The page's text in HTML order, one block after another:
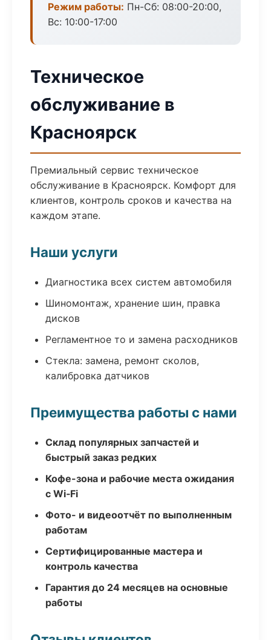
Режим работы: Пн-Сб: 08:00-20:00,
Вс: 10:00-17:00
Техническое
обслуживание в
Красноярск
Премиальный сервис техническое
обслуживание в Красноярск. Комфорт для
клиентов, контроль сроков и качества на
каждом этапе.
Наши услуги
Диагностика всех систем автомобиля
Шиномонтаж, хранение шин, правка
дисков
Регламентное то и замена расходников
Стекла: замена, ремонт сколов,
калибровка датчиков
Преимущества работы с нами
Склад популярных запчастей и
быстрый заказ редких
Кофе-зона и рабочие места ожидания
с Wi‑Fi
Фото- и видеоотчёт по выполненным
работам
Сертифицированные мастера и
контроль качества
Гарантия до 24 месяцев на основные
работы